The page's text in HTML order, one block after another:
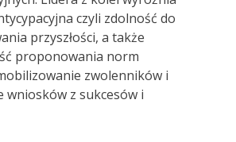
czyli zdolność do
przyszłości, a także
proponowania norm
zwolenników i
wniosków z sukcesów i